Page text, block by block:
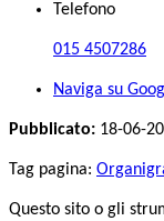
Telefono
015 4507286
Naviga su
Pubblicato: 18-06-
Tag pagina:
Questo sito o gli